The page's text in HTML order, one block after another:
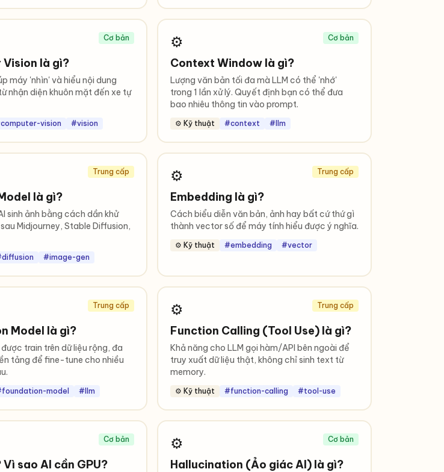
Cơ bản
là gì?
máy 'nhìn' và hiểu nội dung
nhận diện khuôn mặt đến xe tự
vision #vision
⚙️ Cơ bản
Context Window là gì?
Lượng văn bản tối đa mà LLM có thể 'nhớ'
trong 1 lần xử lý. Quyết định bạn có thể đưa
bao nhiêu thông tin vào prompt.
⚙️ Kỹ thuật #context #llm
Trung cấp
là gì?
sinh ảnh bằng cách dần khử
Midjourney, Stable Diffusion,
#image-gen
⚙️ Trung cấp
Embedding là gì?
Cách biểu diễn văn bản, ảnh hay bất cứ thứ gì
thành vector số để máy tính hiểu được ý nghĩa.
⚙️ Kỹ thuật #embedding #vector
Trung cấp
Model là gì?
được train trên dữ liệu rộng, đa
tảng để fine-tune cho nhiều
model #llm
⚙️ Trung cấp
Function Calling (Tool Use) là gì?
Khả năng cho LLM gọi hàm/API bên ngoài để
truy xuất dữ liệu thật, không chỉ sinh text từ
memory.
⚙️ Kỹ thuật #function-calling #tool-use
Cơ bản
Vì sao AI cần GPU?
⚙️ Cơ bản
Hallucination (Ảo giác AI) là gì?